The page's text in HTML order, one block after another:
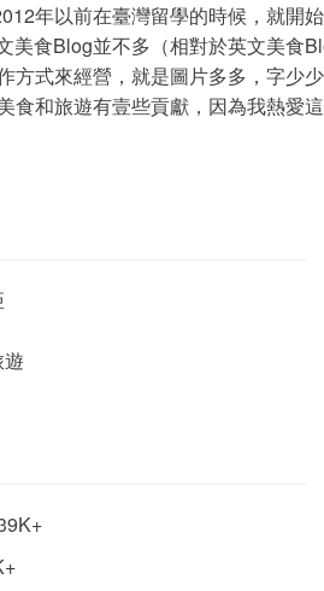
年以前在臺灣留學的時候，就開
美食Blog並不多（相對於英文美食
方式來經營，就是圖片多多，字少
食和旅遊有壹些貢獻，因為我熱愛